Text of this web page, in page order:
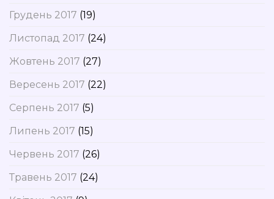
Грудень 2017 (19)
Листопад 2017 (24)
Жовтень 2017 (27)
Вересень 2017 (22)
Серпень 2017 (5)
Липень 2017 (15)
Червень 2017 (26)
Травень 2017 (24)